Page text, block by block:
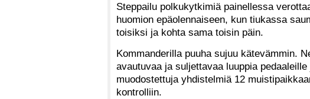
Steppailu polkukytkimiä painellessa
huomion epäolennaiseen, kun tiukassa
toisiksi ja kohta sama toisin päin.
Kommanderilla puuha sujuu kätevämmin.
avautuvaa ja suljettavaa luuppia
muodostettuja yhdistelmiä 12
kontrolliin.